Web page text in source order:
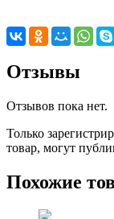
Отзывы
Отзывов пока нет.
Только
товар, могут
Похожие